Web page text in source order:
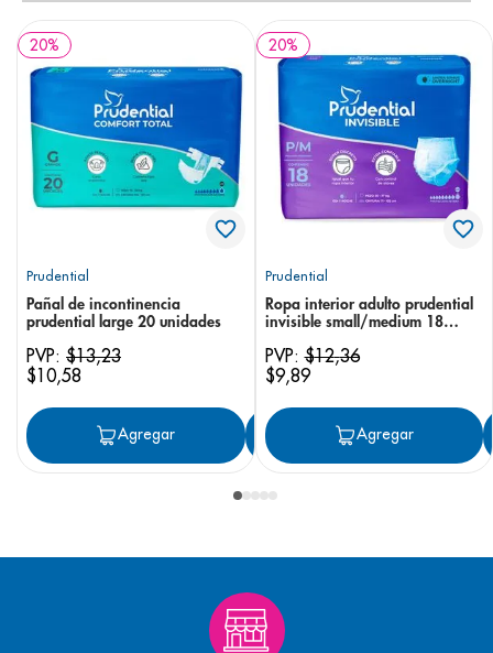
20%
Prudential
Pañal de incontinencia
prudential large 20 unidades
PVP: $13,23
$10,58
Agregar Agregar
20%
Prudential
Ropa interior adulto prudential
invisible small/medium 18
PVP:$12,36
$9,89
Agregar